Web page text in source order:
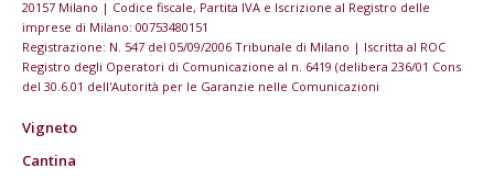
20157 Milano | Codice fiscale, Partita IVA e Iscrizione al Registro delle
imprese di Milano: 00753480151
Registrazione: N. 547 del 05/09/2006 Tribunale di Milano | Iscritta al ROC
Registro degli Operatori di Comunicazione al n. 6419 (delibera 236/01 Cons
del 30.6.01 dell'Autorità per le Garanzie nelle Comunicazioni
Vigneto
Cantina